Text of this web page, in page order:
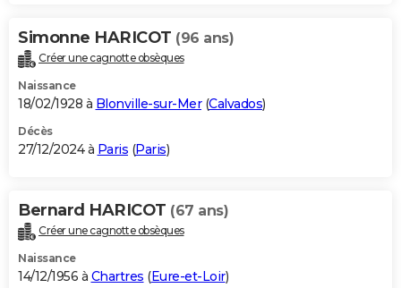
Carte de Noël
Carte Bonne année
Carte Saint-Valentin
Carte Pâques
Carte d'anniversaire
DICTIONNAIRE
Dictionnaire
Biographies
Citations
Expressions
Proverbes
PROGRAMME TV
S'inscrire
Se connecter
Lycées
Collèges
Primaires
Universités
Entreprises
Service militaire
Avis de recherche
AVIS DE DÉCÈS
Bricolage
Lifestyle
Culture
Sport
Auto
Television
Voyage
Cinema
Simonne HARICOT (96 ans)
Créer une cagnotte obsèques
Naissance
18/02/1928 à Blonville-sur-Mer(Calvados)
Décès
27/12/2024 à Paris (Paris)
Bernard HARICOT (67 ans)
Créer une cagnotte obsèques
Naissance
14/12/1956 à Chartres (Eure-et-Loir)